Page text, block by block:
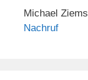
Michael Ziems
Nachruf